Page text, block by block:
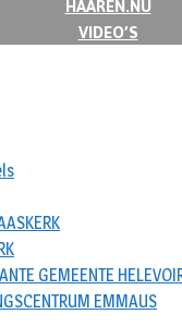
VIDEO’S
GEMEENTE
EMMAUS